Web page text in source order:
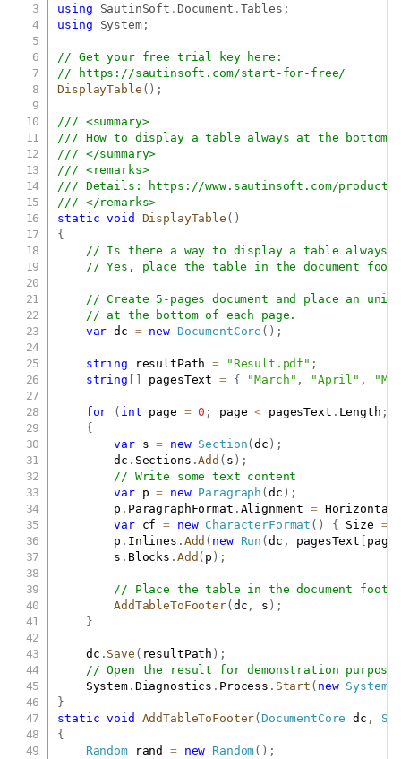
using SautinSoft . Document . Tables ;
using
System;
// Get your free trial key here:
//
https://sautinsoft.com/start-for-free/
DisplayTable ( ) ;
/// <summary>
/// How to display a table always at the bottom
/// </summary>
/// <remarks>
/// Details:
https://www.sautinsoft.com/
/// </remarks>
static void DisplayTable ( )
{
// Is there a way to display a table always
// Yes, place the table in the document
// Create 5-pages document and place an
// at the bottom of each page.
var dc = new DocumentCore ( ) ;
string resultPath = "Result.pdf" ;
string
pagesText = { "March" , "April" ,
for ( int page = 0 ; page < pagesText . Length ;
{
var s = new Section(dc ) ;
        dc
. Sections .Add ( s ) ;
// Write some text content
var p = new Paragraph ( dc ) ;
        p
. ParagraphFormat . Alignment =
var cf = new CharacterFormat ( ) { Size =
        p
. Inlines . Add ( new Run ( dc , pagesText page
        s
. Blocks . Add ( p ) ;
// Place the table in the
AddTableToFooter( dc , s ) ;
}
    dc
. Save ( resultPath ) ;
// Open the result for demonstration
    System
. Diagnostics . Process . Start ( new System
}
static void AddTableToFooter(DocumentCore dc ,
{
Random rand = new Random( ) ;